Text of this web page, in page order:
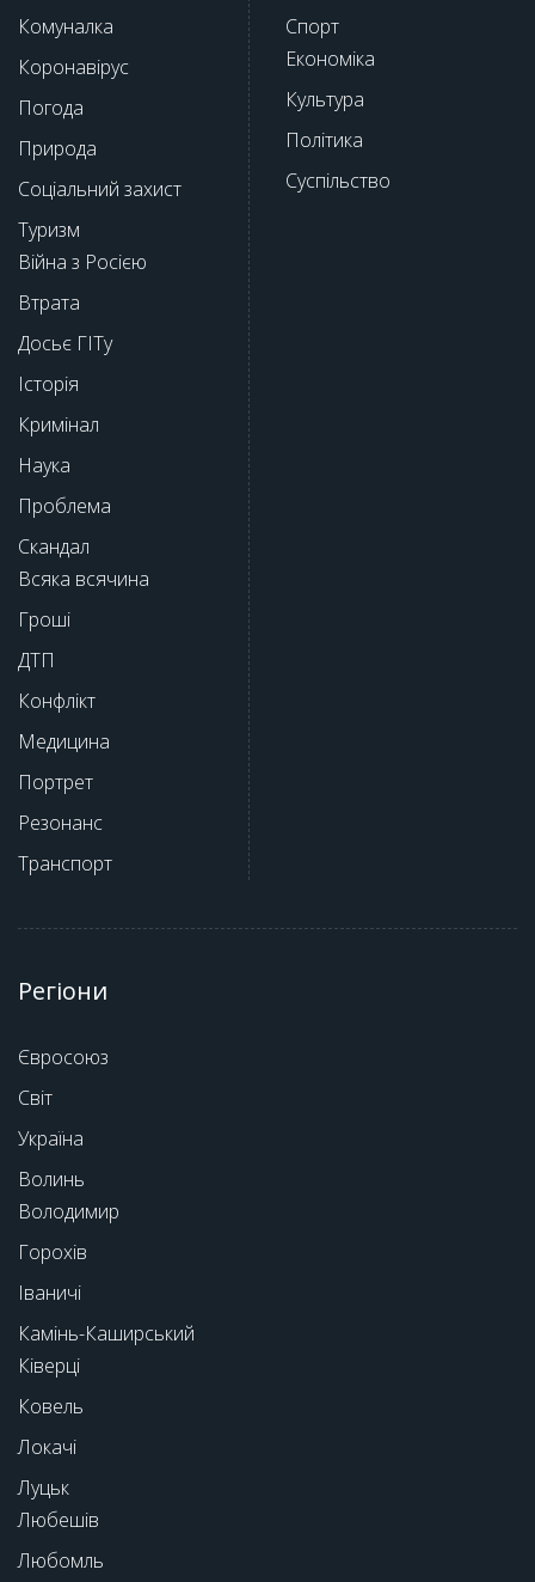
Комуналка
Коронавірус
Погода
Природа
Соціальний захист
Туризм
Війна з Росією
Втрата
Досьє ГІТу
Історія
Кримінал
Наука
Проблема
Скандал
Всяка всячина
Гроші
ДТП
Конфлікт
Медицина
Портрет
Резонанс
Транспорт
Спорт
Економіка
Культура
Політика
Суспільство
Регіони
Євросоюз
Світ
Україна
Волинь
Володимир
Горохів
Іваничі
Камінь-Каширський
Ківерці
Ковель
Локачі
Луцьк
Любешів
Любомль